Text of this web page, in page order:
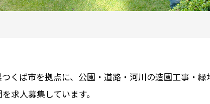
くば市を拠点に、公園・道路・河川の造園工事・緑
求人募集しています。